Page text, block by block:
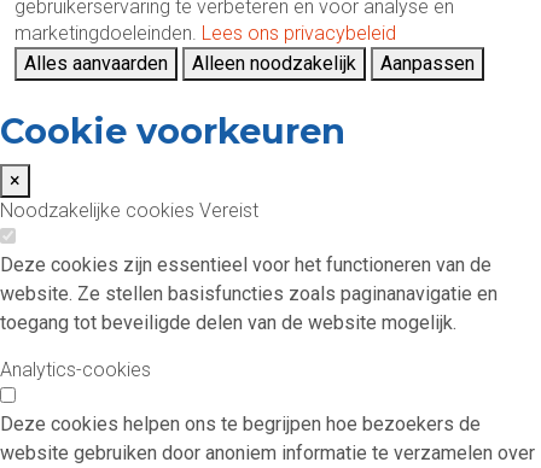
gebruikerservaring te verbeteren en voor analyse en
marketingdoeleinden. Lees ons privacybeleid
Alles aanvaarden
Alleen noodzakelijk Aanpassen
Cookie voorkeuren
×
Noodzakelijke cookies Vereist
Deze cookies zijn essentieel voor het functioneren van de
website. Ze stellen basisfuncties zoals paginanavigatie en
toegang tot beveiligde delen van de website mogelijk.
Analytics-cookies
Deze cookies helpen ons te begrijpen hoe bezoekers de
website gebruiken door anoniem informatie te verzamelen over